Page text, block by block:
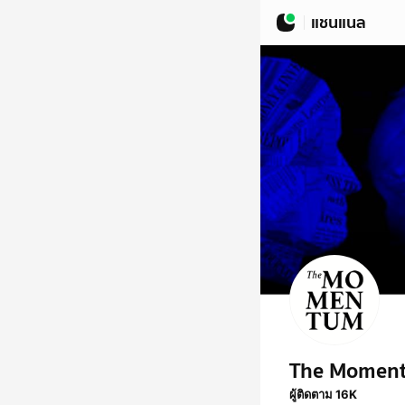
แชนแนล
The
ผู้ติดตาม 16K